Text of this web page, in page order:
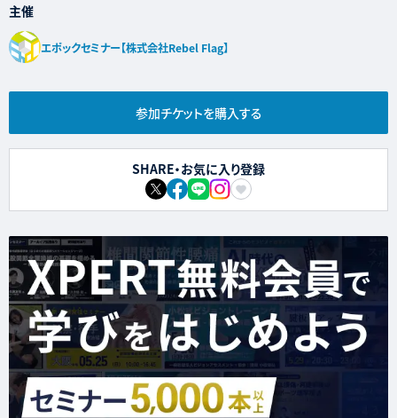
主催
エポックセミナー【株式会社Rebel Flag】
参加チケットを購入する
SHARE・お気に入り登録